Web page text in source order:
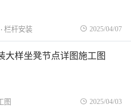
栏杆安装 2025/04/07
大样坐凳节点详图施工图
图 2025/04/03